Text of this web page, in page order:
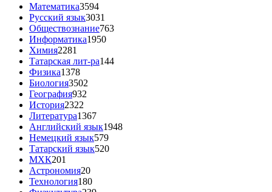
Математика3594
Русский язык3031
Обществознание763
Информатика1950
Химия2281
Татарская лит-ра144
Физика1378
Биология3502
География932
История2322
Литература1367
Английский язык1948
Немецкий язык579
Татарский язык520
МХК201
Астрономия20
Технология180